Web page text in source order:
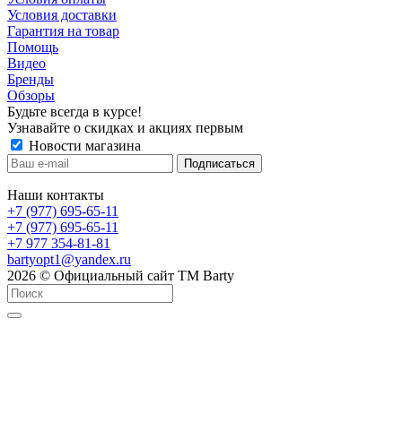
Условия доставки
Гарантия на товар
Помощь
Видео
Бренды
Обзоры
Будьте всегда в курсе!
Узнавайте о скидках и акциях первым
Новости магазина
Наши контакты
+7 (977) 695-65-11
+7 (977) 695-65-11
+7 977 354-81-81
bartyopt1@yandex.ru
2026 © Официальный сайт ТМ Barty